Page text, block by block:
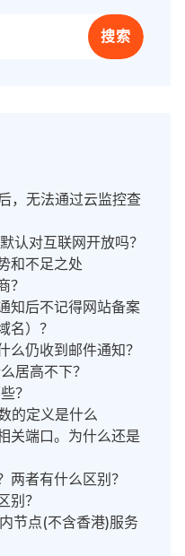
，无法通过云监控查
认对互联网开放吗？
和不足之处
？
知后不记得网站备案
名）？
么仍收到邮件通知？
居高不下？
？
的定义是什么
关端口。为什么还是
两者有什么区别？
别？
节点(不含香港)服务